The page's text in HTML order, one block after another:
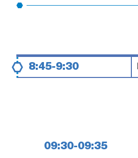
8:45-9:30
09:30-09:35